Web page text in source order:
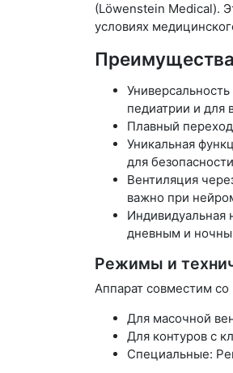
(Löwenstein Medical).
условиях
педиатрии и для
Плавный
Уникальная
для
Вентиляция
важно при
Индивидуальная
дневным и
Режимы и
Аппарат совместим
Для масочной
Для контуров с
Специальные: